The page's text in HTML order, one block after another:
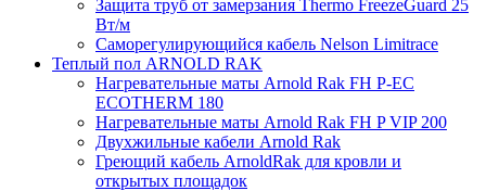
Защита труб от замерзания Thermo FreezeGuard 25
Вт/м
Саморегулирующийся кабель Nelson Limitrace
Теплый пол ARNOLD RAK
Нагревательные маты Arnold Rak FH P-EC
ECOTHERM 180
Нагревательные маты Arnold Rak FH P VIP 200
Двухжильные кабели Arnold Rak
Греющий кабель ArnoldRak для кровли и
открытых площадок